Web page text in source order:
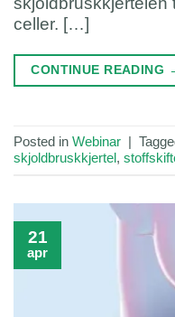
celler. […]
CONTINUE READING
Posted in Webinar |
skjoldbruskkjertel,
21
apr